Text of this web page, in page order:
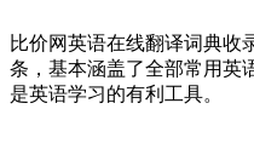
比价网英语在线翻译词典收
条，基本涵盖了全部常用英
是英语学习的有利工具。